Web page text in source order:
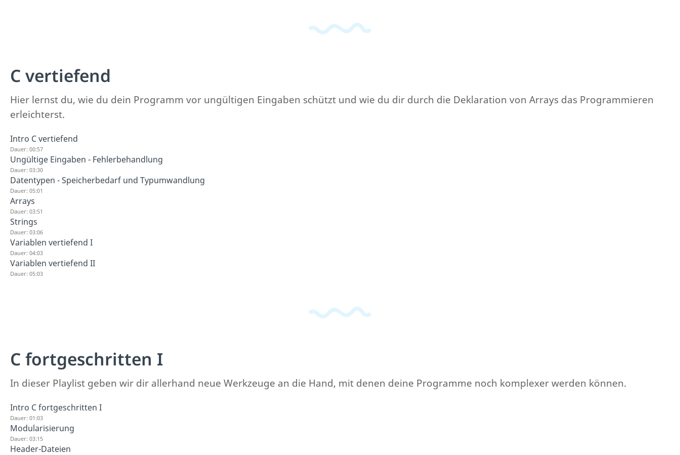
C vertiefend
Hier lernst du, wie du dein Programm vor ungültigen Eingaben schützt und wie du dir durch die Deklaration von Arrays das Programmieren
erleichterst.
Intro C vertiefend
Dauer: 00:57
Ungültige Eingaben - Fehlerbehandlung
Dauer: 03:30
Datentypen - Speicherbedarf und Typumwandlung
Dauer: 05:01
Arrays
Dauer: 03:51
Strings
Dauer: 03:06
Variablen vertiefend I
Dauer: 04:03
Variablen vertiefend II
Dauer: 05:03
C fortgeschritten I
In dieser Playlist geben wir dir allerhand neue Werkzeuge an die Hand, mit denen deine Programme noch komplexer werden können.
Intro C fortgeschritten I
Dauer: 01:03
Modularisierung
Dauer: 03:15
Header-Dateien